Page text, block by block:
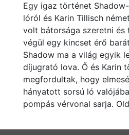
Egy igaz történet
lóról és Karin Tillisch
volt bátorsága szeretni és
végül egy kincset érő
Shadow ma a világ egyik
díjugrató lova. Ő és Karin
megfordultak, hogy
hányatott sorsú ló
pompás vérvonal sarja.